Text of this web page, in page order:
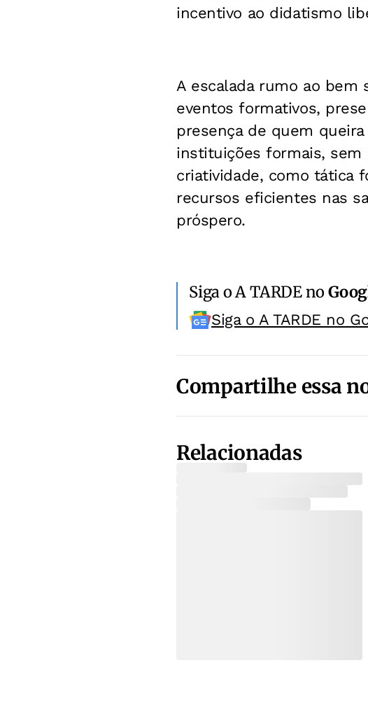
incentivo ao didatismo
A escalada rumo ao
eventos formativos,
presença de quem
instituições formais, sem
criatividade, como tática
recursos eficientes nas
próspero.
Siga o A TARDE no
Siga o A TARDE no
Compartilhe essa
Relacionadas